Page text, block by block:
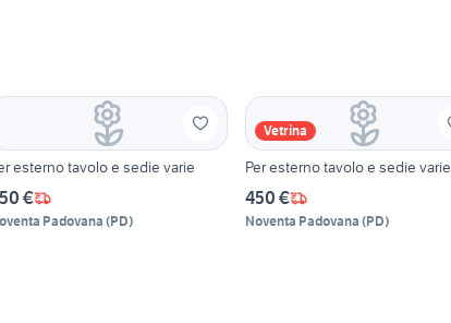
esterno tavolo e sedie varie
€
Padovana (PD)
Vetrina
Per esterno tavolo e sedie varie
450 €
Noventa Padovana (PD)